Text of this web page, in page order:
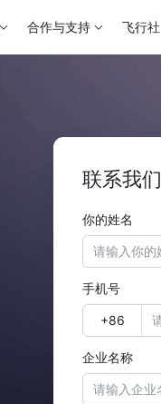
合作与支持 飞行社
联系我们
你的姓名
手机号
企业名称